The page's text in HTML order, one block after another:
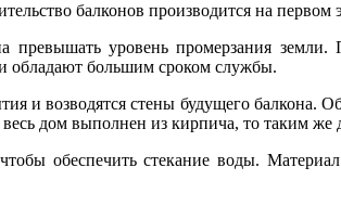
балконов производится на
превышать уровень промерзания земли.
обладают большим сроком службы.
и возводятся стены будущего балкона.
дом выполнен из кирпича, то таким
обеспечить стекание воды.